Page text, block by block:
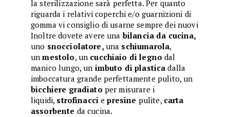
la sterilizzazione sarà perfetta. Per quanto
riguarda i relativi coperchi e/o guarnizioni di
gomma vi consiglio di usarne sempre dei nuovi
Inoltre dovete avere una bilancia da cucina,
uno snocciolatore, una schiumarola,
unmestolo, un cucchiaio di legno dal
manico lungo, un imbuto di plastica dalla
imboccatura grande perfettamente pulito, un
bicchiere gradiato per misurare i
liquidi, strofinacci epresine pulite, carta
assorbente da cucina.